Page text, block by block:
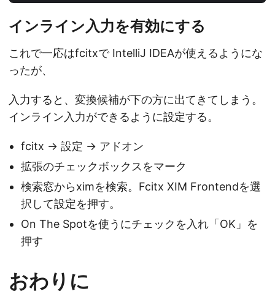
インライン入力を有効にする
これで一応はfcitxで IntelliJ IDEAが使えるようにな
ったが、
入力すると、変換候補が下の方に出てきてしまう。
インライン入力ができるように設定する。
fcitx -> 設定 -> アドオン
拡張のチェックボックスをマーク
検索窓からximを検索。Fcitx XIM Frontendを選
択して設定を押す。
On The Spotを使うにチェックを入れ「OK」を
押す
おわりに